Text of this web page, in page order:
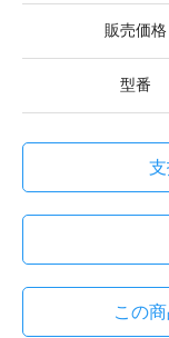
販売価格
型番
この